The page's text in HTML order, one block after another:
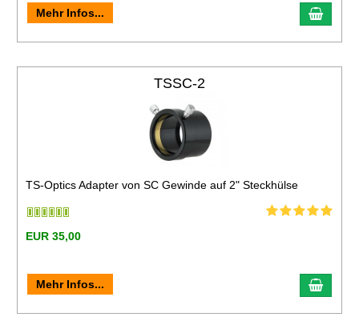
Mehr Infos...
TSSC-2
TS-Optics Adapter von SC Gewinde auf 2" Steckhülse
EUR 35,00
Mehr Infos...